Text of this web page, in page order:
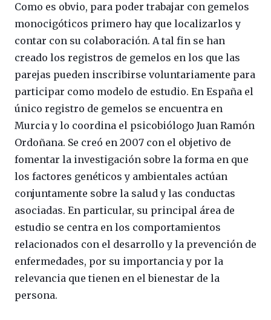
Como es obvio, para poder trabajar con gemelos
monocigóticos primero hay que localizarlos y
contar con su colaboración. A tal fin se han
creado los registros de gemelos en los que las
parejas pueden inscribirse voluntariamente para
participar como modelo de estudio. En España el
único registro de gemelos se encuentra en
Murcia y lo coordina el psicobiólogo Juan Ramón
Ordoñana. Se creó en 2007 con el objetivo de
fomentar la investigación sobre la forma en que
los factores genéticos y ambientales actúan
conjuntamente sobre la salud y las conductas
asociadas. En particular, su principal área de
estudio se centra en los comportamientos
relacionados con el desarrollo y la prevención de
enfermedades, por su importancia y por la
relevancia que tienen en el bienestar de la
persona.